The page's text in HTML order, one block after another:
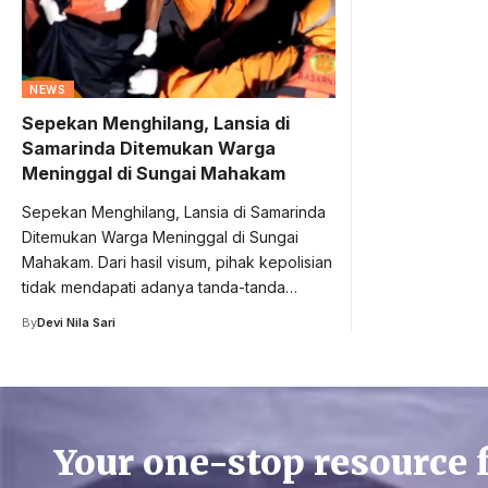
NEWS
Sepekan Menghilang, Lansia di
Samarinda Ditemukan Warga
Meninggal di Sungai Mahakam
Sepekan Menghilang, Lansia di Samarinda
Ditemukan Warga Meninggal di Sungai
Mahakam. Dari hasil visum, pihak kepolisian
tidak mendapati adanya tanda-tanda…
ByDevi Nila Sari
Your one-stop resource